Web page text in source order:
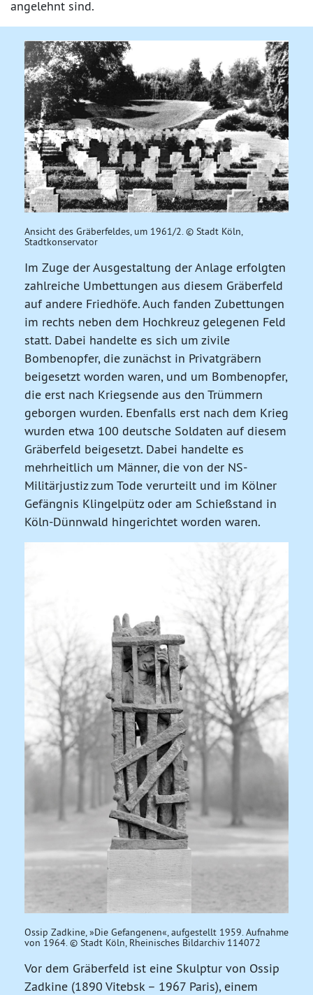
angelehnt sind.
Ansicht des Gräberfeldes, um 1961/2. © Stadt Köln,
Stadtkonservator
Im Zuge der Ausgestaltung der Anlage erfolgten
zahlreiche Umbettungen aus diesem Gräberfeld
auf andere Friedhöfe. Auch fanden Zubettungen
im rechts neben dem Hochkreuz gelegenen Feld
statt. Dabei handelte es sich um zivile
Bombenopfer, die zunächst in Privatgräbern
beigesetzt worden waren, und um Bombenopfer,
die erst nach Kriegsende aus den Trümmern
geborgen wurden. Ebenfalls erst nach dem Krieg
wurden etwa 100 deutsche Soldaten auf diesem
Gräberfeld beigesetzt. Dabei handelte es
mehrheitlich um Männer, die von der NS-
Militärjustiz zum Tode verurteilt und im Kölner
Gefängnis Klingelpütz oder am Schießstand in
Köln-Dünnwald hingerichtet worden waren.
Ossip Zadkine, »Die Gefangenen«, aufgestellt 1959. Aufnahme
von 1964. © Stadt Köln, Rheinisches Bildarchiv 114072
Vor dem Gräberfeld ist eine Skulptur von Ossip
Zadkine (1890 Vitebsk – 1967 Paris), einem